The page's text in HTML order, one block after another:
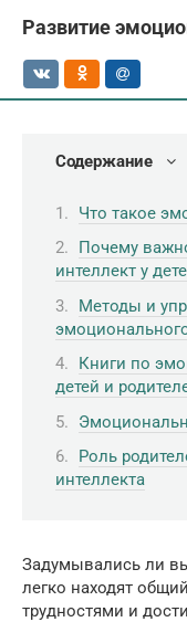
Развитие
Содержание
Что такое
Почему
интеллект у
Методы и
Книги по
детей и
Роль
интеллекта
Задумывались ли
легко находят
трудностями и